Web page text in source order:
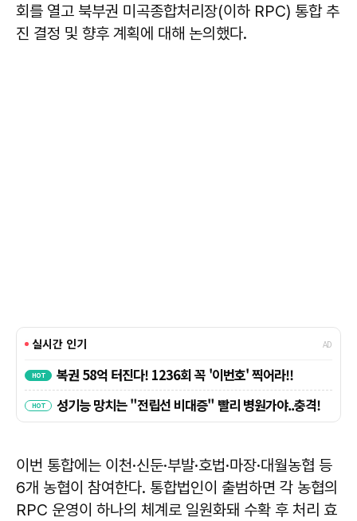
회를 열고 북부권 미곡종합처리장(이하 RPC) 통합 추
진 결정 및 향후 계획에 대해 논의했다.
이번 통합에는 이천·신둔·부발·호법·마장·대월농협 등
6개 농협이 참여한다. 통합법인이 출범하면 각 농협의
RPC 운영이 하나의 체계로 일원화돼 수확 후 처리 효